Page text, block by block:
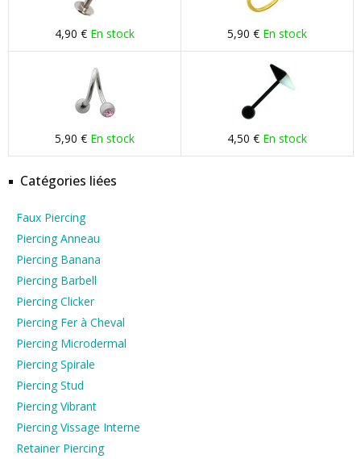
4,90 € En stock 5,90 € En stock
5,90 € En stock 4,50 € En stock
Catégories liées
Faux Piercing
Piercing Anneau
Piercing Banana
Piercing Barbell
Piercing Clicker
Piercing Fer à Cheval
Piercing Microdermal
Piercing Spirale
Piercing Stud
Piercing Vibrant
Piercing Vissage Interne
Retainer Piercing